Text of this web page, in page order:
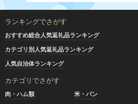
ランキングでさがす
おすすめ総合人気返礼品ランキング
カテゴリ別人気返礼品ランキング
人気自治体ランキング
カテゴリでさがす
肉・ハム類 米・パン